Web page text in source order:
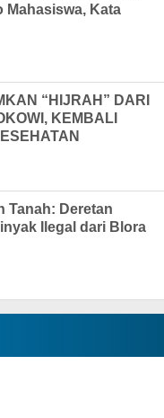
Mahasiswa, Kata
“HIJRAH” DARI
KEMBALI
Tanah: Deretan
Ilegal dari Blora